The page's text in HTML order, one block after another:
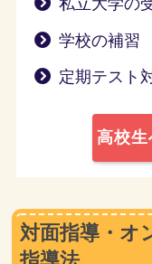
私立大学の
学校の補習
定期テスト
高校
対面指導・オ